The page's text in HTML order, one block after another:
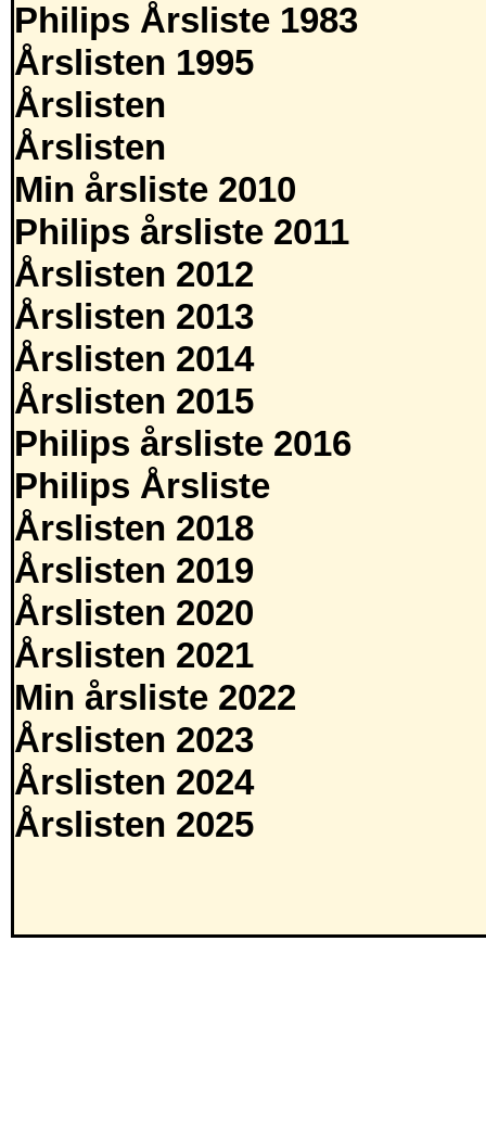
Philips Årsliste 1983
Årslisten 1995
Årslisten
Årslisten
Min årsliste 2010
Philips årsliste 2011
Årslisten 2012
Årslisten 2013
Årslisten 2014
Årslisten 2015
Philips årsliste 2016
Philips Årsliste
Årslisten 2018
Årslisten 2019
Årslisten 2020
Årslisten 2021
Min årsliste 2022
Årslisten 2023
Årslisten 2024
Årslisten 2025